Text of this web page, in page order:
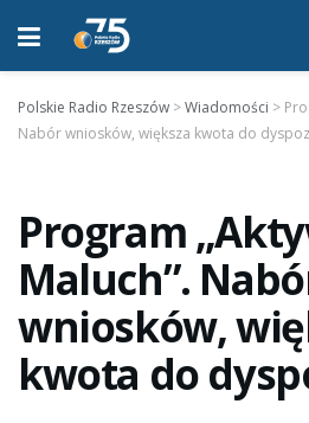
Polskie Radio Rzeszów >Wiadomości >
Nabór wniosków, większa kwota do
Program
Maluch”.
wniosków,
kwota do